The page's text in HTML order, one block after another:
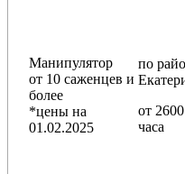
Манипулятор
от 10 саженцев и
более
*цены на
01.02.2025
по
от
часа